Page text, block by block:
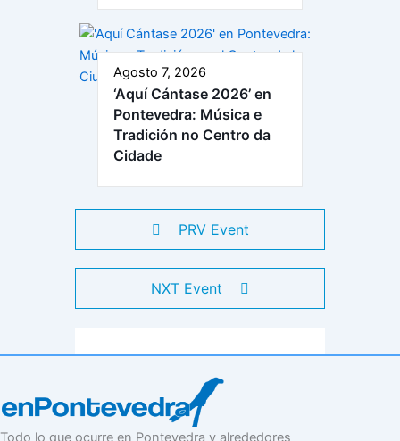
Agosto 7, 2026
‘Aquí Cántase 2026’ en
Pontevedra: Música e
Tradición no Centro da
Cidade
PRV Event
NXT Event
Todo lo que ocurre en Pontevedra y alrededores